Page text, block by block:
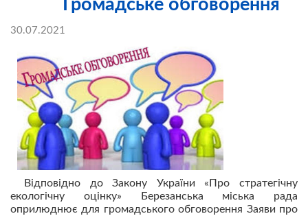
Громадське обговорення
30.07.2021
Відповідно до Закону України «Про стратегічну
екологічну оцінку» Березанська міська рада
оприлюднює для громадського обговорення Заяви про